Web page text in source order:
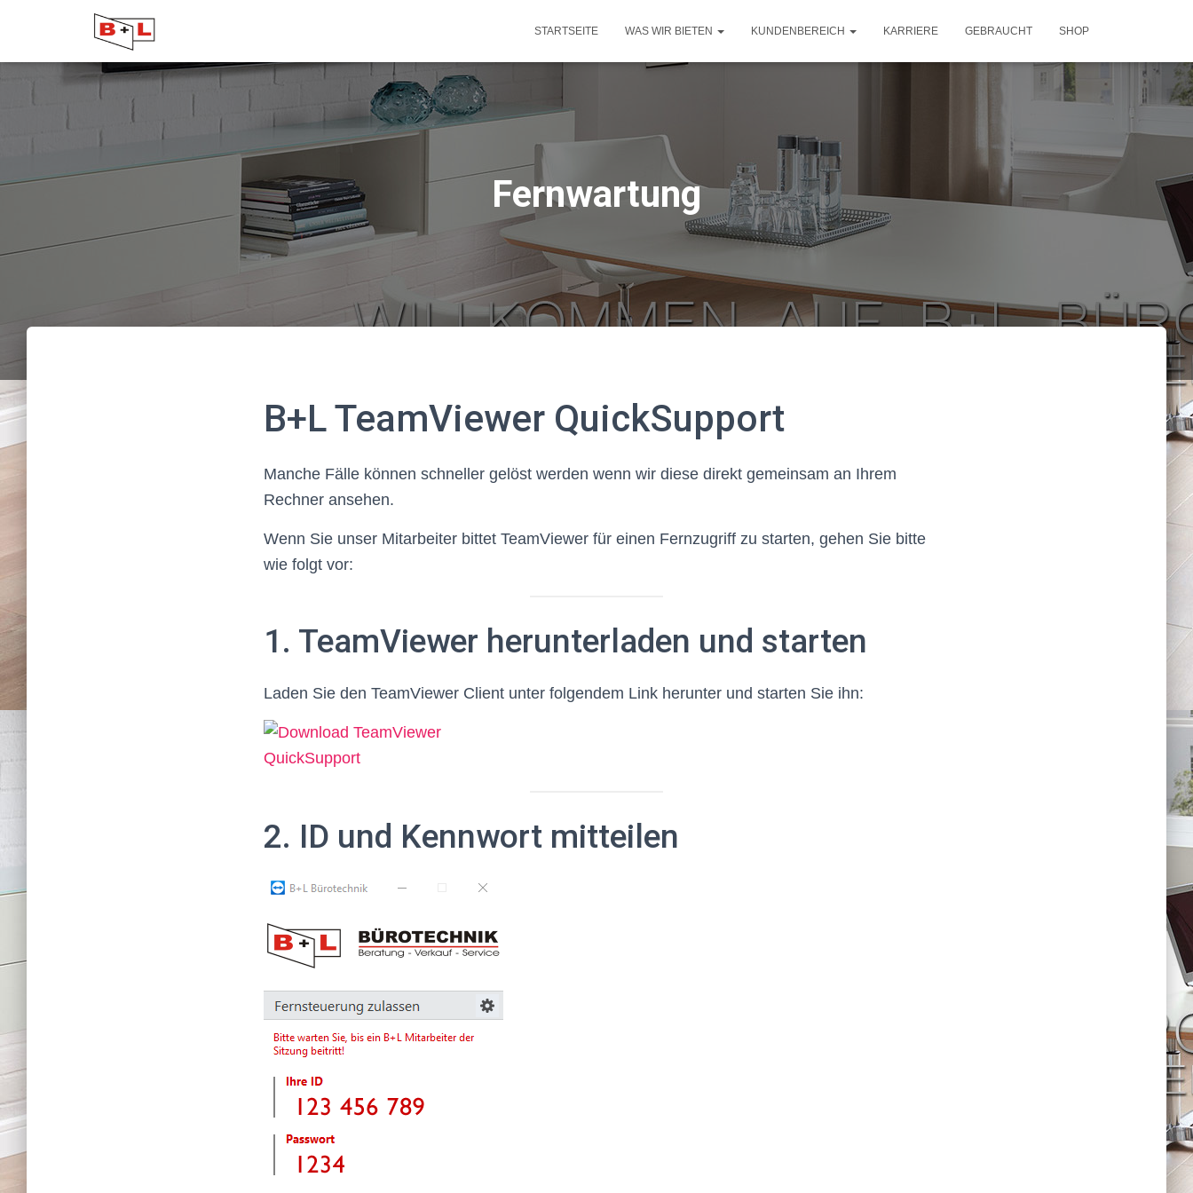
STARTSEITE WAS WIR BIETEN KUNDENBEREICH KARRIERE GEBRAUCHT SHOP
Fernwartung
B+L TeamViewer QuickSupport
Manche Fälle können schneller gelöst werden wenn wir diese direkt gemeinsam an Ihrem
Rechner ansehen.
Wenn Sie unser Mitarbeiter bittet TeamViewer für einen Fernzugriff zu starten, gehen Sie bitte
wie folgt vor:
1. TeamViewer herunterladen und starten
Laden Sie den TeamViewer Client unter folgendem Link herunter und starten Sie ihn:
2. ID und Kennwort mitteilen